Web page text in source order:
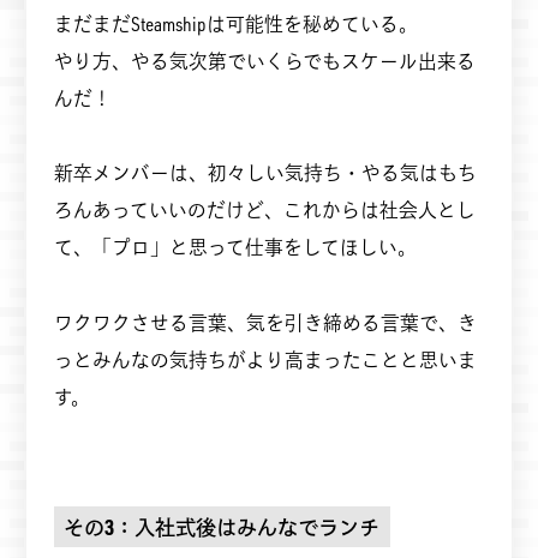
まだまだSteamshipは可能性を秘めている。
やり方、やる気次第でいくらでもスケール出来る
んだ！
新卒メンバーは、初々しい気持ち・やる気はもち
ろんあっていいのだけど、これからは社会人とし
て、「プロ」と思って仕事をしてほしい。
ワクワクさせる言葉、気を引き締める言葉で、き
っとみんなの気持ちがより高まったことと思いま
す。
その3：入社式後はみんなでランチ